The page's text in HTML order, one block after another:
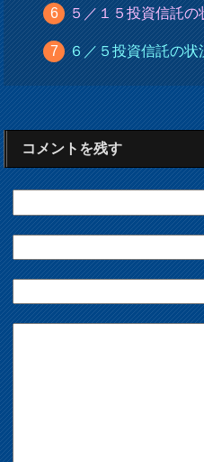
５／１５投資信託の
６／５投資信託の状
コメントを残す